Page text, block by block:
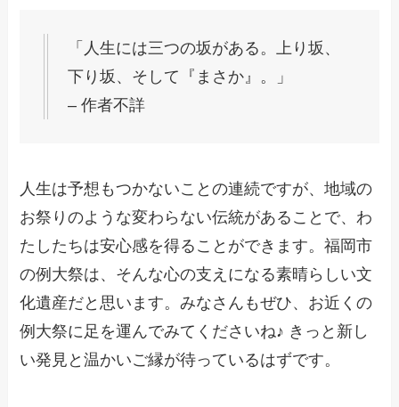
「人生には三つの坂がある。上り坂、
下り坂、そして『まさか』。」
– 作者不詳
人生は予想もつかないことの連続ですが、地域の
お祭りのような変わらない伝統があることで、わ
たしたちは安心感を得ることができます。福岡市
の例大祭は、そんな心の支えになる素晴らしい文
化遺産だと思います。みなさんもぜひ、お近くの
例大祭に足を運んでみてくださいね♪ きっと新し
い発見と温かいご縁が待っているはずです。